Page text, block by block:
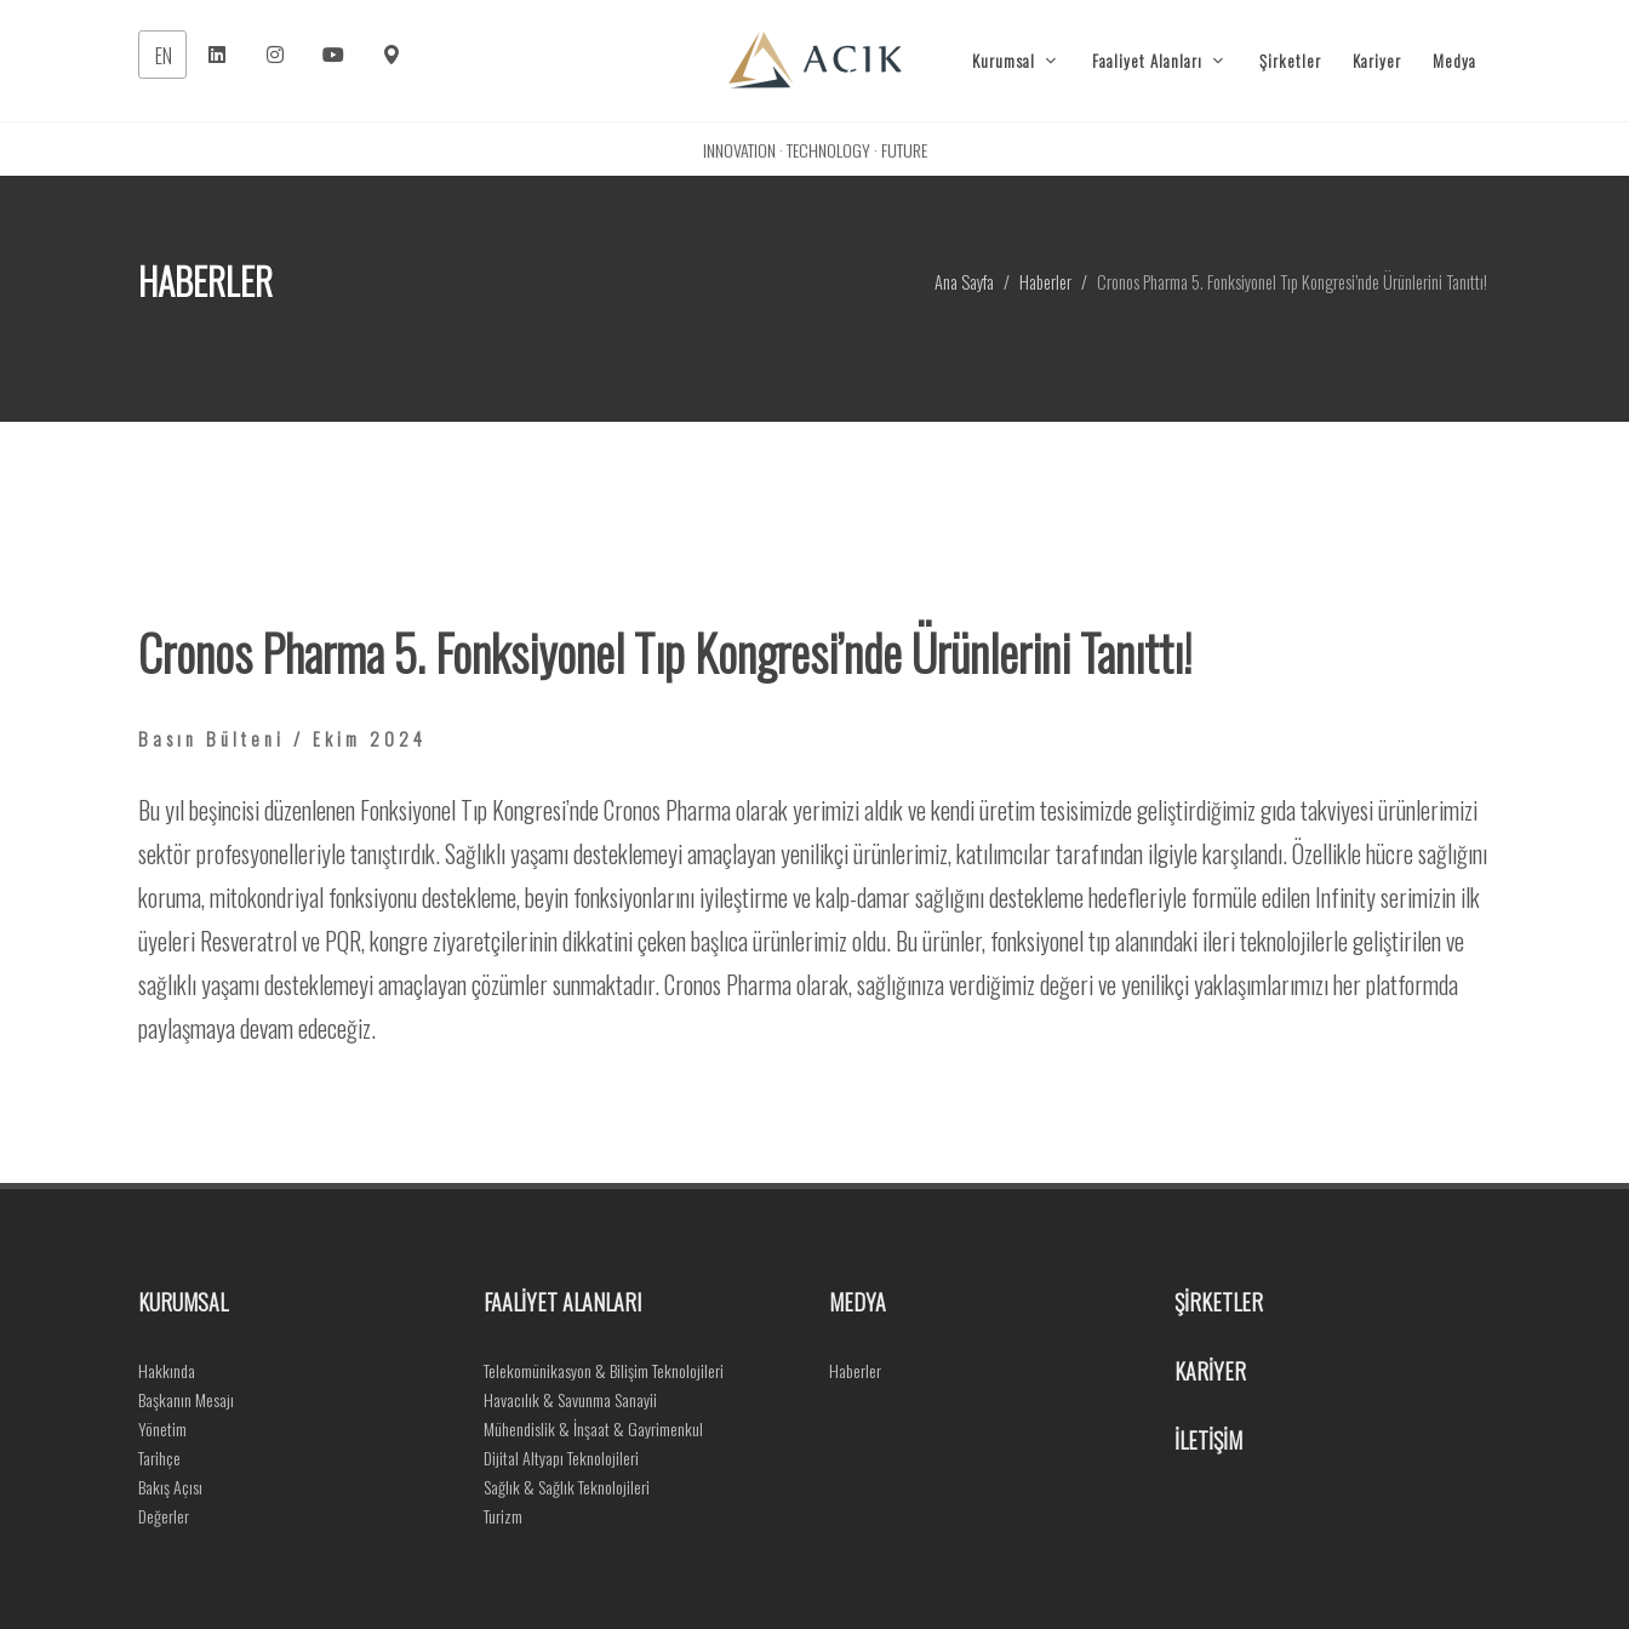
EN Kurumsal Faaliyet Alanları Şirketler Kariyer Medya
INNOVATION · TECHNOLOGY · FUTURE
HABERLER Ana Sayfa Haberler Cronos Pharma 5. Fonksiyonel Tıp Kongresi’nde Ürünlerini Tanıttı!
Cronos Pharma 5. Fonksiyonel Tıp Kongresi’nde Ürünlerini Tanıttı!
Basın Bülteni / Ekim 2024
Bu yıl beşincisi düzenlenen Fonksiyonel Tıp Kongresi’nde Cronos Pharma olarak yerimizi aldık ve kendi üretim tesisimizde geliştirdiğimiz gıda takviyesi ürünlerimizi
sektör profesyonelleriyle tanıştırdık. Sağlıklı yaşamı desteklemeyi amaçlayan yenilikçi ürünlerimiz, katılımcılar tarafından ilgiyle karşılandı. Özellikle hücre sağlığını
koruma, mitokondriyal fonksiyonu destekleme, beyin fonksiyonlarını iyileştirme ve kalp-damar sağlığını destekleme hedefleriyle formüle edilen Infinity serimizin ilk
üyeleri Resveratrol ve PQR, kongre ziyaretçilerinin dikkatini çeken başlıca ürünlerimiz oldu. Bu ürünler, fonksiyonel tıp alanındaki ileri teknolojilerle geliştirilen ve
sağlıklı yaşamı desteklemeyi amaçlayan çözümler sunmaktadır. Cronos Pharma olarak, sağlığınıza verdiğimiz değeri ve yenilikçi yaklaşımlarımızı her platformda
paylaşmaya devam edeceğiz.
KURUMSAL
Hakkında
Başkanın Mesajı
Yönetim
Tarihçe
Bakış Açısı
Değerler
FAALİYET ALANLARI
Telekomünikasyon & Bilişim Teknolojileri
Havacılık & Savunma Sanayii
Mühendislik & İnşaat & Gayrimenkul
Dijital Altyapı Teknolojileri
Sağlık & Sağlık Teknolojileri
Turizm
MEDYA
Haberler
ŞİRKETLER
KARİYER
İLETİŞİM